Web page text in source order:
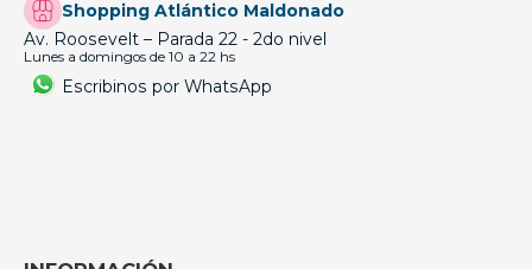
Shopping Atlántico Maldonado
Av. Roosevelt – Parada 22 - 2do nivel
Lunes a domingos de 10 a 22 hs
Escribinos por WhatsApp